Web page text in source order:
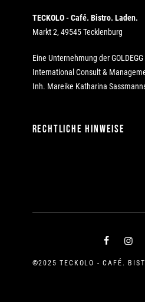
TECKOLO - Café. Bistro. Laden.
Markt 2, 49545 Tecklenburg
Eine Unternehmung der GOLDEGG
International Consult &
Inh. Mareike Katharina
RECHTLICHE HINWEISE
©2025 TECKOLO - CAFÉ.